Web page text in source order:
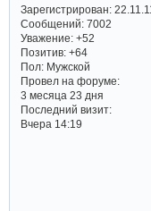
Зарегистрирован:
Сообщений:7002
Уважение: +52
Позитив: +64
Пол:Мужской
Провел на форуме:
3 месяца 23 дня
Последний визит:
Вчера 14:19